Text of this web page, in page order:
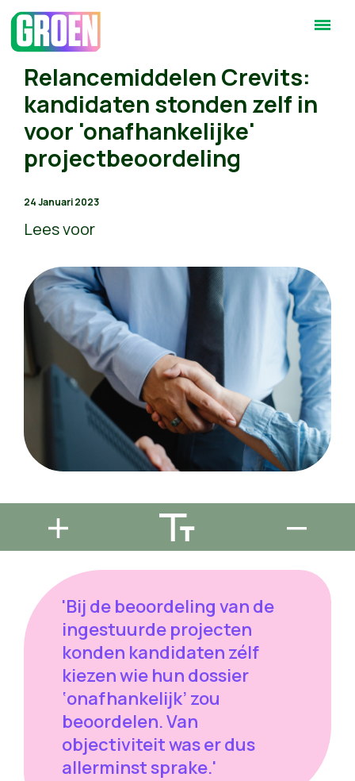
Relancemiddelen Crevits:
kandidaten stonden zelf in
voor 'onafhankelijke'
projectbeoordeling
24 Januari 2023
Lees voor
'Bij de beoordeling van de
ingestuurde projecten
konden kandidaten zélf
kiezen wie hun dossier
‘onafhankelijk’ zou
beoordelen. Van
objectiviteit was er dus
allerminst sprake.'